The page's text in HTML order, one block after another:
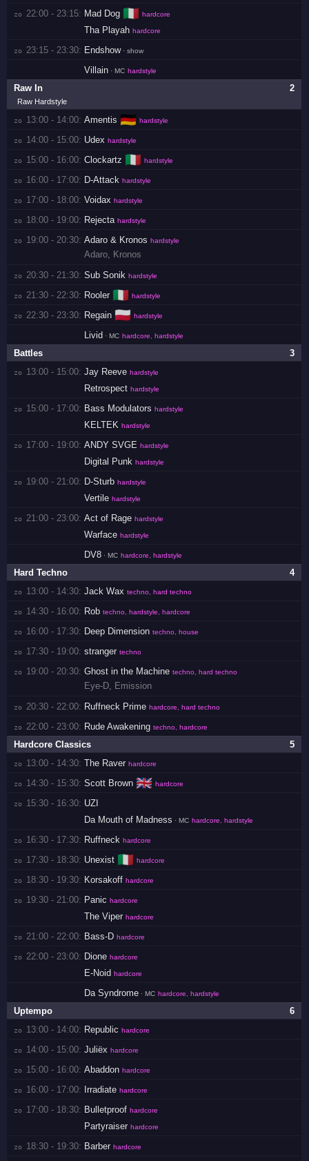
zo 22:00 - 23:15: Mad Dog 🇮🇹 hardcore
Tha Playah hardcore
zo 23:15 - 23:30: Endshow· show
Villain · MC hardstyle
2
Raw In
Raw Hardstyle
zo 13:00 - 14:00: Amentis 🇩🇪 hardstyle
zo 14:00 - 15:00: Udex hardstyle
zo 15:00 - 16:00: Clockartz 🇮🇹 hardstyle
zo 16:00 - 17:00: D-Attack hardstyle
zo 17:00 - 18:00: Voidax hardstyle
zo 18:00 - 19:00: Rejecta hardstyle
zo 19:00 - 20:30: Adaro & Kronos hardstyle
Adaro, Kronos
zo 20:30 - 21:30: Sub Sonik hardstyle
zo 21:30 - 22:30: Rooler 🇮🇹 hardstyle
zo 22:30 - 23:30: Regain 🇵🇱 hardstyle
Livid · MC hardcore, hardstyle
3
Battles
zo 13:00 - 15:00: Jay Reeve hardstyle
Retrospect hardstyle
zo 15:00 - 17:00: Bass Modulators hardstyle
KELTEK hardstyle
zo 17:00 - 19:00: ANDY SVGE hardstyle
Digital Punk hardstyle
zo 19:00 - 21:00: D-Sturb hardstyle
Vertile hardstyle
zo 21:00 - 23:00: Act of Rage hardstyle
Warface hardstyle
DV8 · MC hardcore, hardstyle
4
Hard Techno
zo 13:00 - 14:30: Jack Wax techno, hard techno
zo 14:30 - 16:00: Rob techno, hardstyle, hardcore
zo 16:00 - 17:30: Deep Dimension techno, house
zo 17:30 - 19:00: stranger techno
zo 19:00 - 20:30: Ghost in the Machine techno, hard techno
Eye-D, Emission
zo 20:30 - 22:00: Ruffneck Prime hardcore, hard techno
zo 22:00 - 23:00: Rude Awakening techno, hardcore
5
Hardcore Classics
zo 13:00 - 14:30: The Raver hardcore
zo 14:30 - 15:30: Scott Brown 🇬🇧 hardcore
zo 15:30 - 16:30: UZI
Da Mouth of Madness · MC hardcore, hardstyle
zo 16:30 - 17:30: Ruffneck hardcore
zo 17:30 - 18:30: Unexist 🇮🇹 hardcore
zo 18:30 - 19:30: Korsakoff hardcore
zo 19:30 - 21:00: Panic hardcore
The Viper hardcore
zo 21:00 - 22:00: Bass-D hardcore
zo 22:00 - 23:00: Dione hardcore
E-Noid hardcore
Da Syndrome · MC hardcore, hardstyle
6
Uptempo
zo 13:00 - 14:00: Republic hardcore
zo 14:00 - 15:00: Juliëx hardcore
zo 15:00 - 16:00: Abaddon hardcore
zo 16:00 - 17:00: Irradiate hardcore
zo 17:00 - 18:30: Bulletproof hardcore
Partyraiser hardcore
zo 18:30 - 19:30: Barber hardcore